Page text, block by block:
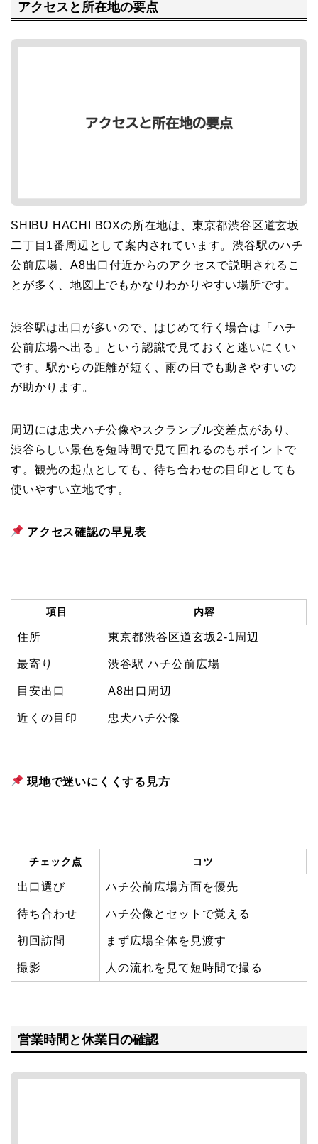
アクセスと所在地の要点
SHIBU HACHI BOXの所在地は、東京都渋谷区道玄坂
二丁目1番周辺として案内されています。渋谷駅のハチ
公前広場、A8出口付近からのアクセスで説明されるこ
とが多く、地図上でもかなりわかりやすい場所です。
渋谷駅は出口が多いので、はじめて行く場合は「ハチ
公前広場へ出る」という認識で見ておくと迷いにくい
です。駅からの距離が短く、雨の日でも動きやすいの
が助かります。
周辺には忠犬ハチ公像やスクランブル交差点があり、
渋谷らしい景色を短時間で見て回れるのもポイントで
す。観光の起点としても、待ち合わせの目印としても
使いやすい立地です。
アクセス確認の早見表
項目 内容
住所 東京都渋谷区道玄坂2-1周辺
最寄り 渋谷駅 ハチ公前広場
目安出口 A8出口周辺
近くの目印 忠犬ハチ公像
現地で迷いにくくする見方
チェック点 コツ
出口選び ハチ公前広場方面を優先
待ち合わせ ハチ公像とセットで覚える
初回訪問 まず広場全体を見渡す
撮影 人の流れを見て短時間で撮る
営業時間と休業日の確認